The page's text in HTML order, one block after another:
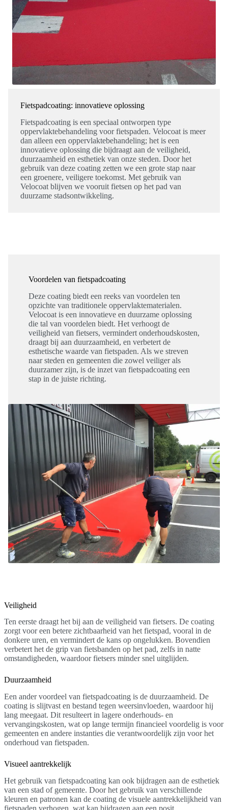
Fietspadcoating: innovatieve oplossing
Fietspadcoating is een speciaal ontworpen type
oppervlaktebehandeling voor fietspaden. Velocoat is meer
dan alleen een oppervlaktebehandeling; het is een
innovatieve oplossing die bijdraagt aan de veiligheid,
duurzaamheid en esthetiek van onze steden. Door het
gebruik van deze coating zetten we een grote stap naar
een groenere, veiligere toekomst. Met gebruik van
Velocoat blijven we vooruit fietsen op het pad van
duurzame stadsontwikkeling.
Voordelen van fietspadcoating
Deze coating biedt een reeks van voordelen ten
opzichte van traditionele oppervlaktematerialen.
Velocoat is een innovatieve en duurzame oplossing
die tal van voordelen biedt. Het verhoogt de
veiligheid van fietsers, vermindert onderhoudskosten,
draagt bij aan duurzaamheid, en verbetert de
esthetische waarde van fietspaden. Als we streven
naar steden en gemeenten die zowel veiliger als
duurzamer zijn, is de inzet van fietspadcoating een
stap in de juiste richting.
Veiligheid
Ten eerste draagt het bij aan de veiligheid van fietsers. De coating
zorgt voor een betere zichtbaarheid van het fietspad, vooral in de
donkere uren, en vermindert de kans op ongelukken. Bovendien
verbetert het de grip van fietsbanden op het pad, zelfs in natte
omstandigheden, waardoor fietsers minder snel uitglijden.
Duurzaamheid
Een ander voordeel van fietspadcoating is de duurzaamheid. De
coating is slijtvast en bestand tegen weersinvloeden, waardoor hij
lang meegaat. Dit resulteert in lagere onderhouds- en
vervangingskosten, wat op lange termijn financieel voordelig is voor
gemeenten en andere instanties die verantwoordelijk zijn voor het
onderhoud van fietspaden.
Visueel aantrekkelijk
Het gebruik van fietspadcoating kan ook bijdragen aan de esthetiek
van een stad of gemeente. Door het gebruik van verschillende
kleuren en patronen kan de coating de visuele aantrekkelijkheid van
fietspaden verhogen, wat kan bijdragen aan een posit